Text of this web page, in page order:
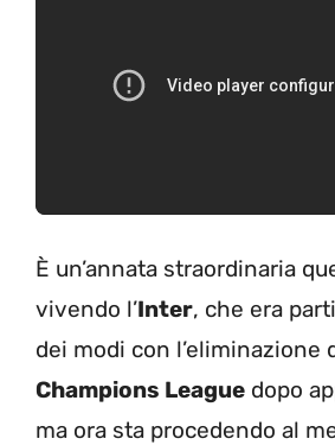
È un’annata straordinaria
vivendo l’Inter, che era
dei modi con l’eliminazione
Champions League dopo
ma ora sta procedendo al